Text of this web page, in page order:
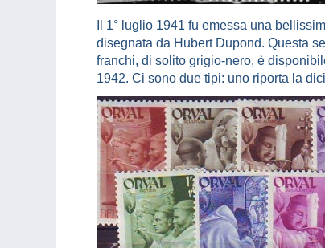
Il 1° luglio 1941 fu emessa una
disegnata da Hubert Dupond. Questa
franchi, di solito grigio-nero, è
1942. Ci sono due tipi: uno riporta la